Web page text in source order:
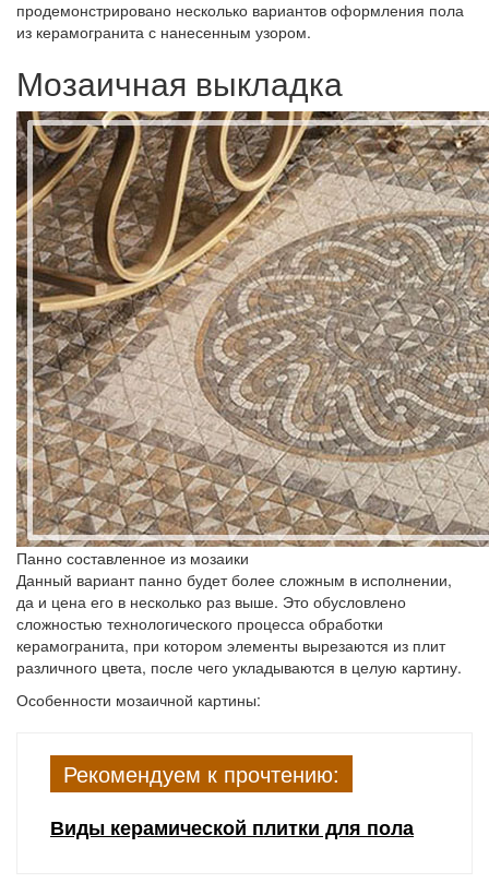
продемонстрировано несколько вариантов оформления пола
из керамогранита с нанесенным узором.
Мозаичная выкладка
Панно составленное из мозаики
Данный вариант панно будет более сложным в исполнении,
да и цена его в несколько раз выше. Это обусловлено
сложностью технологического процесса обработки
керамогранита, при котором элементы вырезаются из плит
различного цвета, после чего укладываются в целую картину.
Особенности мозаичной картины:
Рекомендуем к прочтению:
Виды керамической плитки для пола